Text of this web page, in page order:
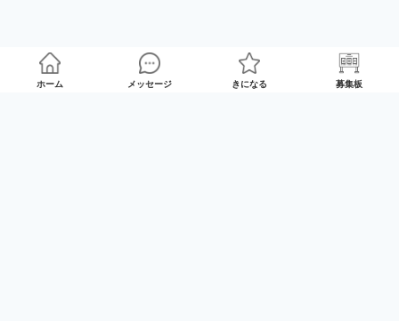
ホーム メッセージ きになる 募集板